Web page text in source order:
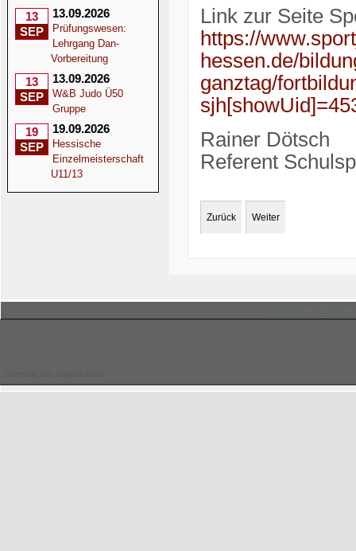
13
SEP
13.09.2026
Prüfungswesen:
Lehrgang Dan-
Vorbereitung
13
SEP
13.09.2026
W&B Judo Ü50
Gruppe
19
SEP
19.09.2026
Hessische
Einzelmeisterschaft
U11/13
Link zur Seite
https://
hessen.de/
ganztag/
Rainer Dötsch
Referent
Zurück Weiter